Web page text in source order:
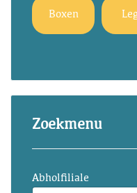
Boxen
Zoekmenu
Abholfiliale